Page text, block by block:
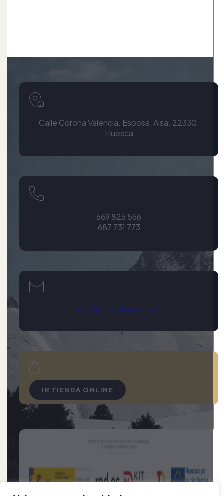
Calle Corona Valencia. Esposa, Aisa. 22330.
Huesca
669 826 566
687 731 773
info@flordelaspe.com
IR TIENDA ONLINE